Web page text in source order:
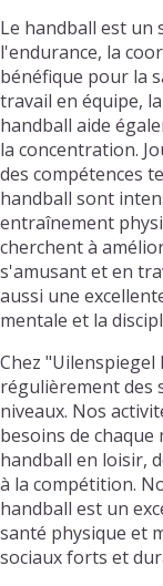
Le handball est un
l'endurance, la
bénéfique pour la
travail en équipe,
handball aide
la concentration.
des compétences
handball sont
entraînement
cherchent à
s'amusant et en
aussi une
mentale et la
Chez "Uilenspiegel
régulièrement des
niveaux. Nos
besoins de
handball en loisir,
à la compétition.
handball est un
santé physique et
sociaux forts et